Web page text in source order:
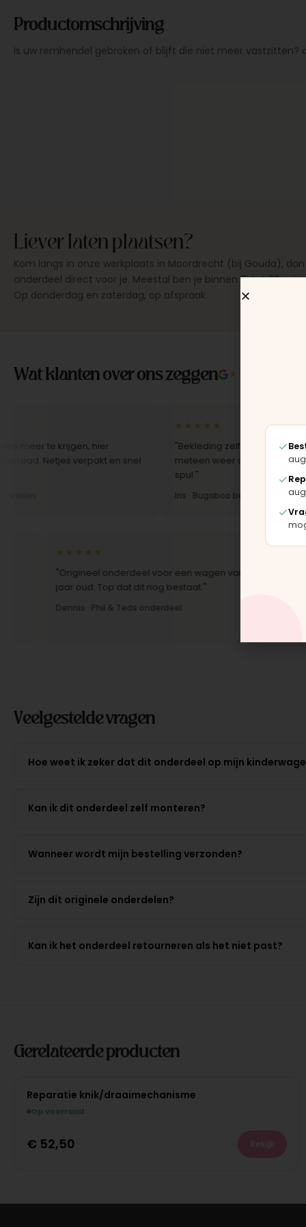
Productomschrijving
Is uw remhendel gebroken of blijft die niet meer vastzitten?
Liever laten plaatsen?
Kom langs in onze werkplaats in Moordrecht (bij Gouda),
onderdeel direct voor je. Meestal ben je binnen 15 tot 20
Op donderdag en zaterdag, op afspraak.
Wat klanten over ons zeggen ★★★★★
te krijgen, hier
verpakt en snel
★★★★★
"Bekleding zelf vervangen met de
meteen weer als nieuw uit. Duidelijk
Iris · Bugaboo bekleding
★★★★★
"Origineel onderdeel voor een wagen van 10
jaar oud. Top dat dit nog bestaat."
Dennis · Phil & Teds onderdeel
"Snelle
Anne ·
Veelgestelde vragen
Hoe weet ik zeker dat dit onderdeel op mijn
Kan ik dit onderdeel zelf monteren?
Wanneer wordt mijn bestelling verzonden?
Zijn dit originele onderdelen?
Kan ik het onderdeel retourneren als het niet past?
Gerelateerde producten
Reparatie knik/draaimechanisme
Op voorraad
€ 52,50